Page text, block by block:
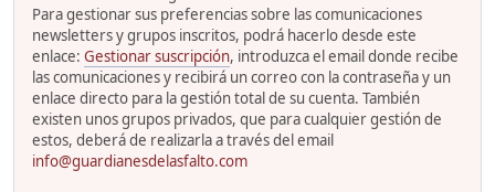
Para gestionar sus preferencias sobre las comunicaciones
newsletters y grupos inscritos, podrá hacerlo desde este
enlace: Gestionar suscripción, introduzca el email donde recibe
las comunicaciones y recibirá un correo con la contraseña y un
enlace directo para la gestión total de su cuenta. También
existen unos grupos privados, que para cualquier gestión de
estos, deberá de realizarla a través del email
info@guardianesdelasfalto.com